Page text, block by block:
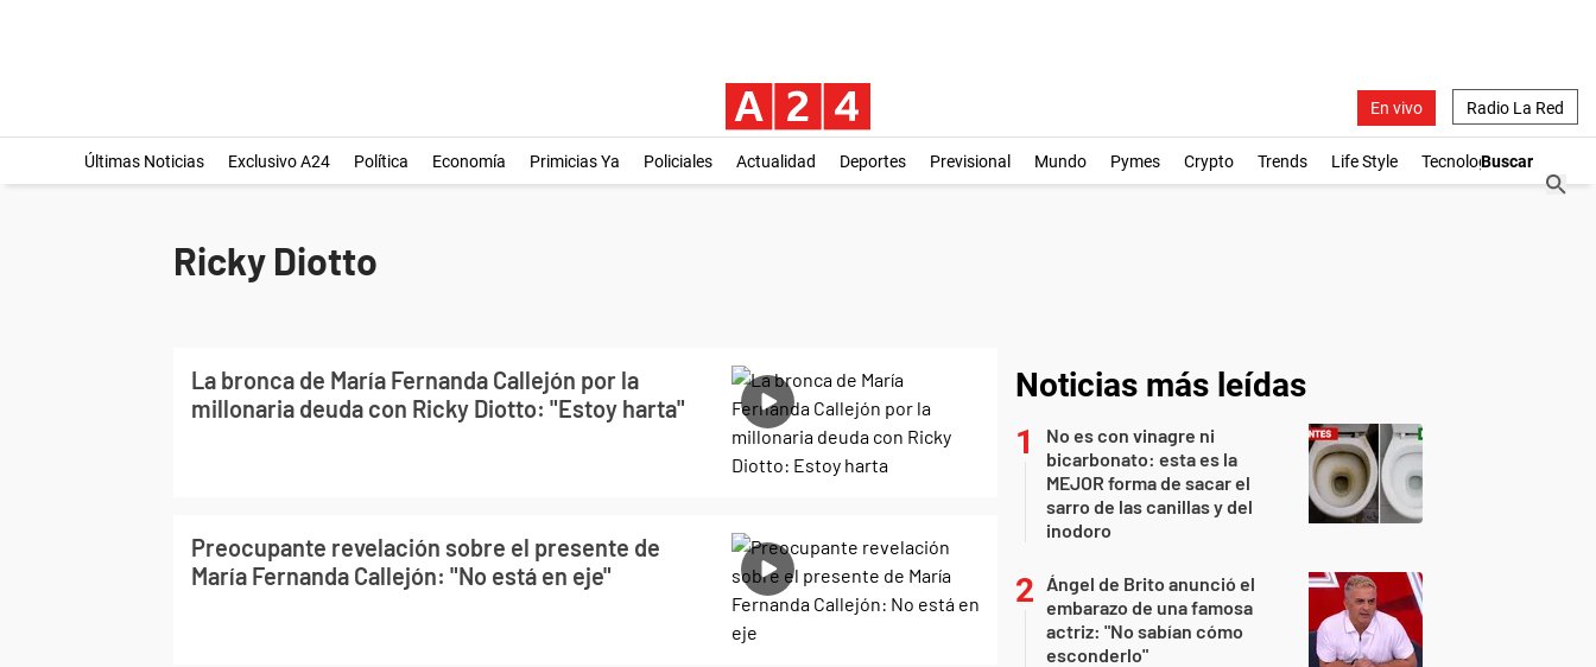
En vivo Radio La Red
Últimas Noticias Exclusivo A24 Política Economía Primicias Ya Policiales Actualidad Deportes Previsional Mundo Pymes Crypto Trends Life Style Tecnología
Ricky Diotto
La bronca de María Fernanda Callejón por la
millonaria deuda con Ricky Diotto: "Estoy harta"
Preocupante revelación sobre el presente de
María Fernanda Callejón: "No está en eje"
Noticias más leídas
No es con vinagre ni
bicarbonato: esta es la
MEJOR forma de sacar el
sarro de las canillas y del
inodoro
Ángel de Brito anunció el
embarazo de una famosa
actriz: "No sabían cómo
esconderlo"